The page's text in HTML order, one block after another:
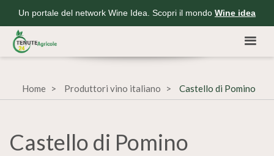
Un portale del network Wine Idea. Scopri il mondo Wine idea
Home Produttori vino italiano Castello di Pomino
Castello di Pomino